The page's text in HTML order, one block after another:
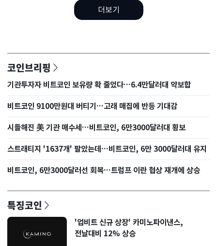
더보기
코인브리핑
기관투자자 비트코인 보유량 확 줄었다…6.4만달러대 약보합
비트코인 9100만원대 버티기…고래 매집에 반등 기대감
시들해진 美 기관 매수세…비트코인, 6만3000달러대 횡보
스트래티지 '1637개' 팔았는데…비트코인, 6만 3000달러대 유지
비트코인, 6만3000달러선 회복…트럼프 이란 협상 재개에 상승
특징코인
'업비트 신규 상장' 카미노파이낸스,
전날대비 12% 상승